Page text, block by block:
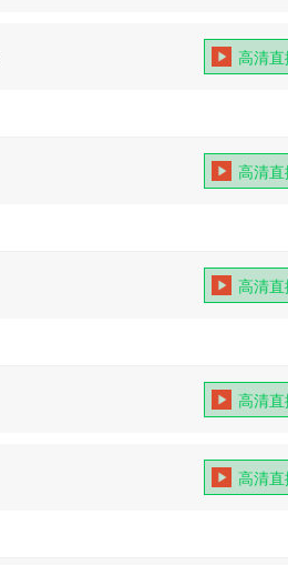
高清直
高清直
高清直
高清直
高清直